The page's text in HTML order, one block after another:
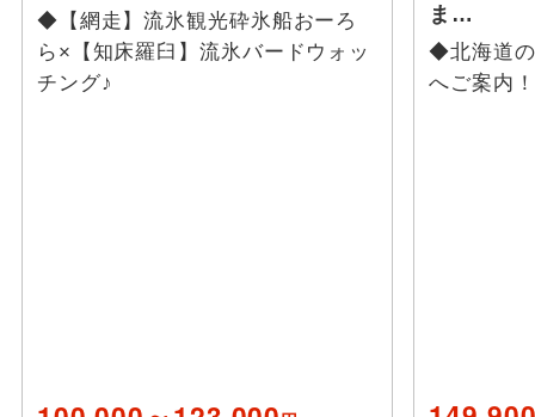
◆【網走】流氷観光砕氷船おーろ
ら×【知床羅臼】流氷バードウォッ
チング♪
ま…
◆北海道
へご案内！